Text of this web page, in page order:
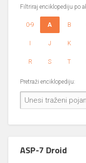
Filtriraj enciklopediju po
0-9 A B
I J K
R S T
Pretraži enciklopediju:
ASP-7 Droid